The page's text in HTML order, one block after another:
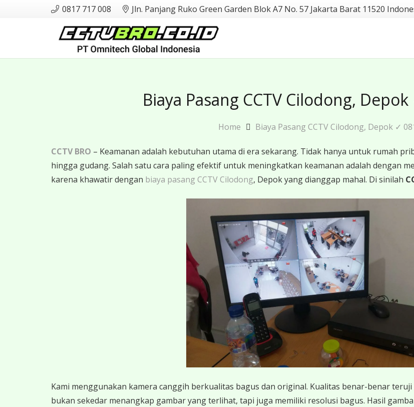
0817 717 008 Jln. Panjang Ruko Green Garden Blok A7 No. 57 Jakarta Barat 11520
Biaya Pasang CCTV Cilodong,
Home Biaya Pasang CCTV Cilodong, Depok ✓
CCTV BRO – Keamanan adalah kebutuhan utama di era sekarang. Tidak hanya untuk rumah
hingga gudang. Salah satu cara paling efektif untuk meningkatkan keamanan adalah dengan
karena khawatir dengan biaya pasang CCTV Cilodong, Depok yang dianggap mahal. Di sinilah
Kami menggunakan kamera canggih berkualitas bagus dan original. Kualitas benar-benar teruji
bukan sekedar menangkap gambar yang terlihat, tapi juga memiliki resolusi bagus. Hasil